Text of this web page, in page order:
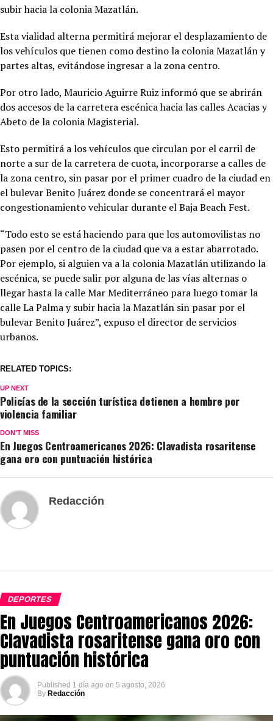
subir hacia la colonia Mazatlán.
Esta vialidad alterna permitirá mejorar el desplazamiento de
los vehículos que tienen como destino la colonia Mazatlán y
partes altas, evitándose ingresar a la zona centro.
Por otro lado, Mauricio Aguirre Ruiz informó que se abrirán
dos accesos de la carretera escénica hacia las calles Acacias y
Abeto de la colonia Magisterial.
Esto permitirá a los vehículos que circulan por el carril de
norte a sur de la carretera de cuota, incorporarse a calles de
la zona centro, sin pasar por el primer cuadro de la ciudad en
el bulevar Benito Juárez donde se concentrará el mayor
congestionamiento vehicular durante el Baja Beach Fest.
“Todo esto se está haciendo para que los automovilistas no
pasen por el centro de la ciudad que va a estar abarrotado.
Por ejemplo, si alguien va a la colonia Mazatlán utilizando la
escénica, se puede salir por alguna de las vías alternas o
llegar hasta la calle Mar Mediterráneo para luego tomar la
calle La Palma y subir hacia la Mazatlán sin pasar por el
bulevar Benito Juárez”, expuso el director de servicios
urbanos.
RELATED TOPICS:
UP NEXT
Policías de la sección turística detienen a hombre por
violencia familiar
DON'T MISS
En Juegos Centroamericanos 2026: Clavadista rosaritense
gana oro con puntuación histórica
Redacción
DEPORTES
En Juegos Centroamericanos 2026:
Clavadista rosaritense gana oro con
puntuación histórica
Published 1 día ago on 5 agosto, 2026
By Redacción